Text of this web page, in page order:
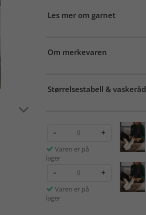
Les mer om garnet
Om merkevaren
Størrelsestabell & vaskeråd
- +
Varen er på
lager
- +
Varen er på
lager